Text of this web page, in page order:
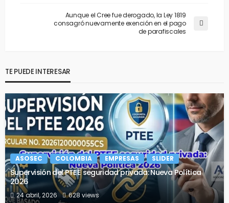
Aunque el Cree fue derogado, la Ley 1819
consagró nuevamente exención en el pago
de parafiscales
TE PUEDE INTERESAR
ASOSEC COLOMBIA EMPRESAS SLIDER
Supervisión del PTEE seguridad privada: Nueva Política
2026
24 abril, 2026 628 views